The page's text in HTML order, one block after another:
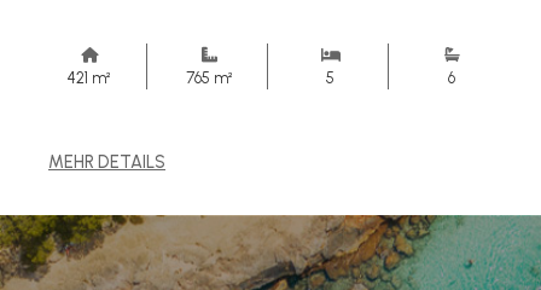
421 m² 765 m² 5 6
MEHR DETAILS